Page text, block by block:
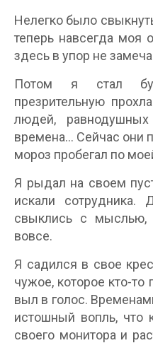
Нелегко было
теперь навсегда моя
здесь в упор не
Потом я стал
презрительную
людей,
времена… Сейчас они
мороз пробегал по
Я рыдал на своем
искали сотрудника.
свыклись с
вовсе.
Я садился в свое
чужое, которое кто-то
выл в голос.
истошный вопль, что
своего монитора и